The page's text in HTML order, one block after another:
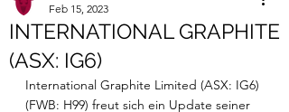
INTERNATIONAL GRAPHITE
(ASX: IG6)
Feb 15, 2023
International Graphite Limited (ASX: IG6)
(FWB: H99) freut sich ein Update seiner